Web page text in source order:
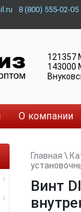
8 (800) 555-02-05
121357
143000
О компании
Главная \
Винт